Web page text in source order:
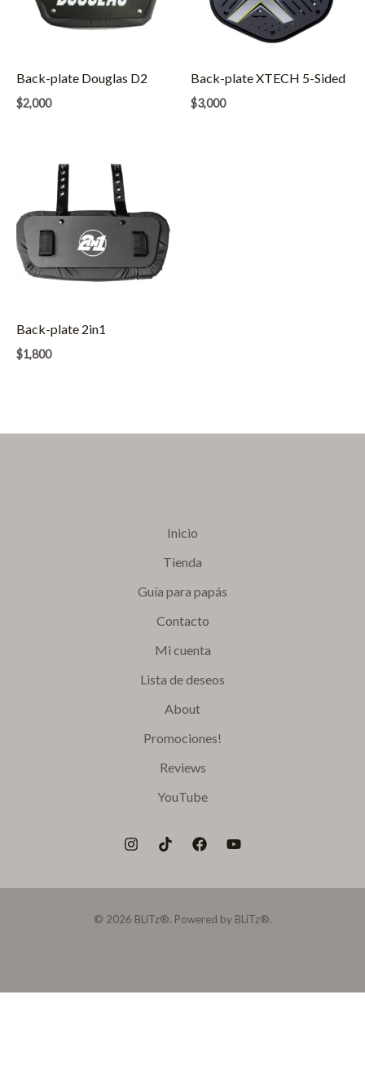
Back-plate Douglas D2
$2,000
Back-plate XTECH 5-Sided
$3,000
Back-plate 2in1
$1,800
Inicio
Tienda
Guía para papás
Contacto
Mi cuenta
Lista de deseos
About
Promociones!
Reviews
YouTube
© 2026 BLiTz®. Powered by BLiTz®.